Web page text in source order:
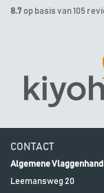
8.7 op basis van 105
CONTACT
Algemene
Leemansweg 20